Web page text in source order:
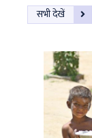
सभी देखें